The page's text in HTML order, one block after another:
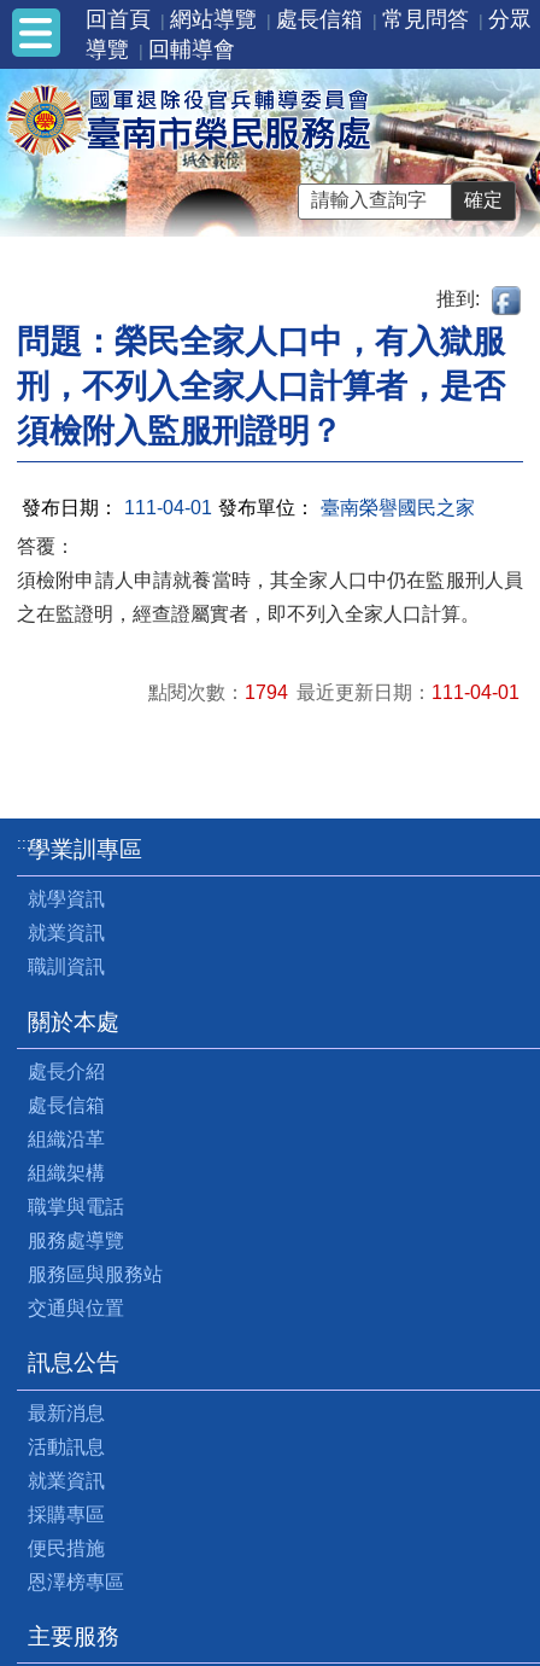
回首頁 網站導覽 處長信箱 常見問答
分眾
導覽
回輔導會
推到:
問題：榮民全家人口中，有入獄服
刑，不列入全家人口計算者，是否
須檢附入監服刑證明？
發布日期： 111-04-01 發布單位：
臺南榮譽國民之家
答覆：
須檢附申請人申請就養當時，其全家人口中仍在監服刑人員
之在監證明，經查證屬實者，即不列入全家人口計算。
點閱次數： 1794 最近更新日期： 111-04-01
:::學業訓專區
就學資訊
就業資訊
職訓資訊
關於本處
處長介紹
處長信箱
組織沿革
組織架構
職掌與電話
服務處導覽
服務區與服務站
交通與位置
訊息公告
最新消息
活動訊息
就業資訊
採購專區
便民措施
恩澤榜專區
主要服務